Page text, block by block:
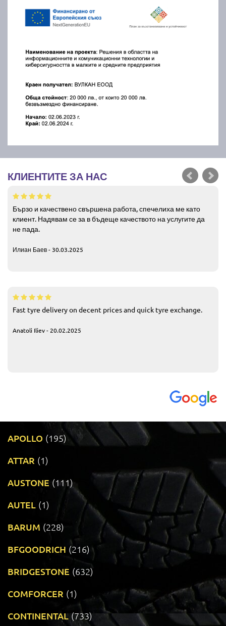
КЛИЕНТИТЕ ЗА НАС
Бързо и качествено свършена работа, спечелиха ме като
клиент. Надявам се за в бъдеще качеството на услугите да
не пада.
Илиан Баев - 30.03.2025
Fast tyre delivery on decent prices and quick tyre exchange.
Anatoli Iliev - 20.02.2025
APOLLO (195)
ATTAR (1)
AUSTONE (111)
AUTEL (1)
BARUM (228)
BFGOODRICH (216)
BRIDGESTONE (632)
COMFORCER (1)
CONTINENTAL (733)